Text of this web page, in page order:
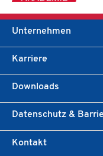
Unternehmen
Karriere
Downloads
Datenschutz &
Kontakt